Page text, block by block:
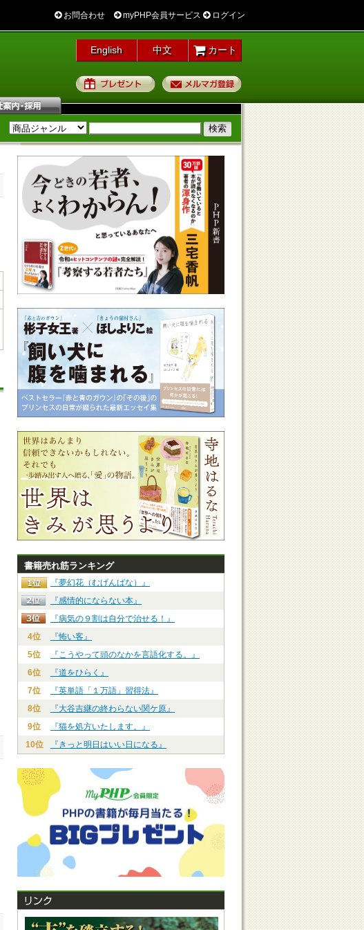
お問合わせ myPHP会員サービス ログイン
English 中文 カート
プレゼント
書籍売れ筋ランキング
『夢幻花（むげんばな）』
『感情的にならない本』
『病気の９割は自分で治せる！』
4位
『怖い客』
5位
『こうやって頭のなかを言語化する。』
6位
『道をひらく』
7位
『英単語「１万語」習得法』
8位
『大谷吉継の終わらない関ケ原』
9位
『猫を処方いたします。』
10位
『きっと明日はいい日になる』